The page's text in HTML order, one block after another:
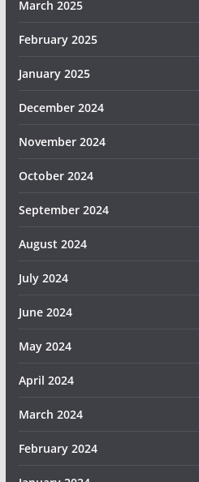
March 2025
February 2025
January 2025
December 2024
November 2024
October 2024
September 2024
August 2024
July 2024
June 2024
May 2024
April 2024
March 2024
February 2024